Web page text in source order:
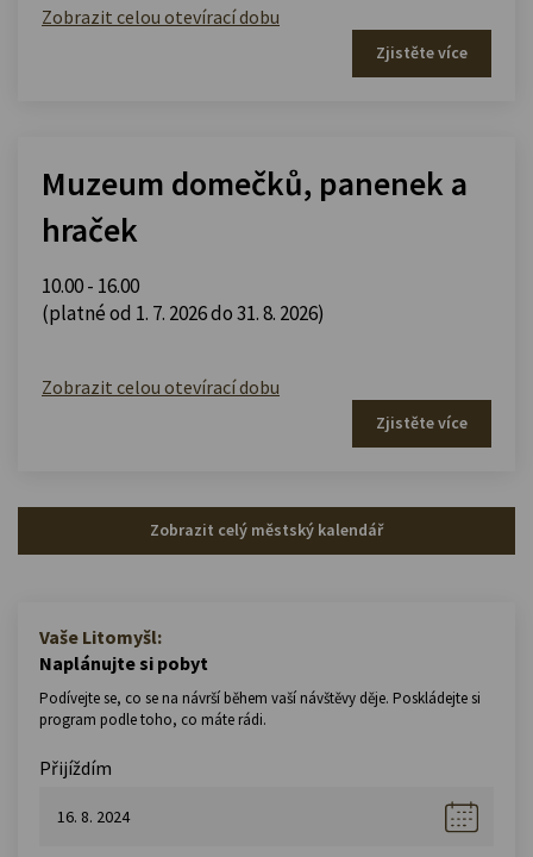
Zobrazit celou otevírací dobu
Zjistěte více
Muzeum domečků, panenek a
hraček
10.00 - 16.00
(platné od 1. 7. 2026 do 31. 8. 2026)
Zobrazit celou otevírací dobu
Zjistěte více
Zobrazit celý městský kalendář
Vaše Litomyšl:
Naplánujte si pobyt
Podívejte se, co se na návrší během vaší návštěvy děje. Poskládejte si
program podle toho, co máte rádi.
Přijíždím